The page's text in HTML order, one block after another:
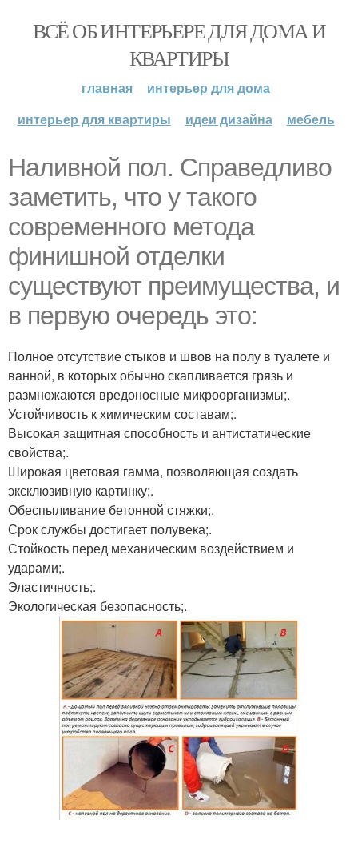
ВСЁ ОБ ИНТЕРЬЕРЕ ДЛЯ ДОМА И
КВАРТИРЫ
главная
интерьер для дома
интерьер для квартиры
идеи дизайна мебель
Наливной пол. Справедливо
заметить, что у такого
современного метода
финишной отделки
существуют преимущества, и
в первую очередь это:
Полное отсутствие стыков и швов на полу в туалете и
ванной, в которых обычно скапливается грязь и
размножаются вредоносные микроорганизмы;.
Устойчивость к химическим составам;.
Высокая защитная способность и антистатические
свойства;.
Широкая цветовая гамма, позволяющая создать
эксклюзивную картинку;.
Обеспыливание бетонной стяжки;.
Срок службы достигает полувека;.
Стойкость перед механическим воздействием и
ударами;.
Эластичность;.
Экологическая безопасность;.